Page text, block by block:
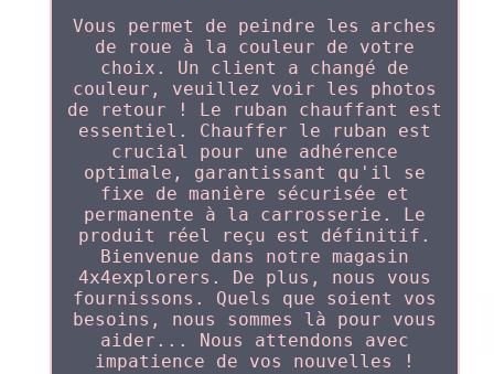
Vous permet de peindre les arches
de roue à la couleur de votre
choix. Un client a changé de
couleur, veuillez voir les photos
de retour ! Le ruban chauffant est
essentiel. Chauffer le ruban est
crucial pour une adhérence
optimale, garantissant qu'il se
fixe de manière sécurisée et
permanente à la carrosserie. Le
produit réel reçu est définitif.
Bienvenue dans notre magasin
4x4explorers. De plus, nous vous
fournissons. Quels que soient vos
besoins, nous sommes là pour vous
aider... Nous attendons avec
impatience de vos nouvelles !